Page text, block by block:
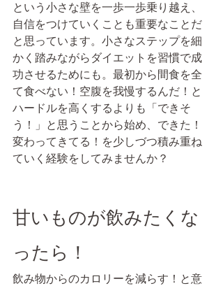
という小さな壁を一歩一歩乗り越え、
自信をつけていくことも重要なことだ
と思っています。小さなステップを細
かく踏みながらダイエットを習慣で成
功させるためにも。最初から間食を全
て食べない！空腹を我慢するんだ！と
ハードルを高くするよりも「できそ
う！」と思うことから始め、できた！
変わってきてる！を少しづつ積み重ね
ていく経験をしてみませんか？
甘いものが飲みたくな
ったら！
飲み物からのカロリーを減らす！と意